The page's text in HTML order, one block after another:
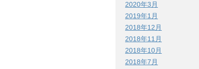
2020年3月
2019年1月
2018年12月
2018年11月
2018年10月
2018年7月